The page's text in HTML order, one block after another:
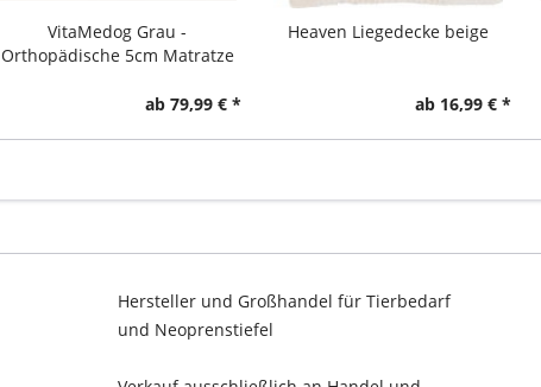
VitaMedog Grau -
Orthopädische 5cm Matratze
ab 79,99 € *
Heaven Liegedecke beige
ab 16,99 € *
Hersteller und Großhandel für Tierbedarf
und Neoprenstiefel